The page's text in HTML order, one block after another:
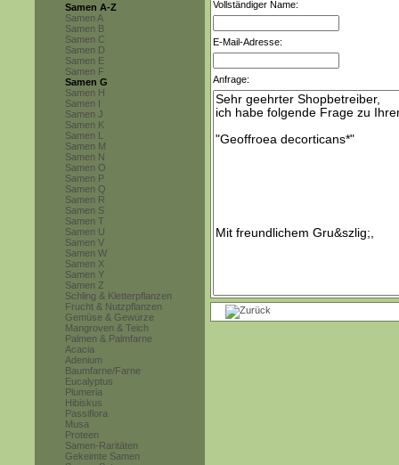
Samen A-Z
Samen A
Samen B
Samen C
Samen D
Samen E
Samen F
Samen G
Samen H
Samen I
Samen J
Samen K
Samen L
Samen M
Samen N
Samen O
Samen P
Samen Q
Samen R
Samen S
Samen T
Samen U
Samen V
Samen W
Samen X
Samen Y
Samen Z
Schling & Kletterpflanzen
Frucht & Nutzpflanzen
Gemüse & Gewürze
Mangroven & Teich
Palmen & Palmfarne
Acacia
Adenium
Baumfarne/Farne
Eucalyptus
Plumeria
Hibiskus
Passiflora
Musa
Proteen
Samen-Raritäten
Gekeimte Samen
Vollständiger Name:
E-Mail-Adresse:
Anfrage: